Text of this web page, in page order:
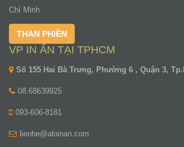
Chí Minh
THAN PHIỀN
VP IN ẤN TẠI TPHCM
Số 155 Hai Bà Trưng, Phường 6 , Quận 3,
08.68639925
093-606-8181
lienhe@aloinan.com